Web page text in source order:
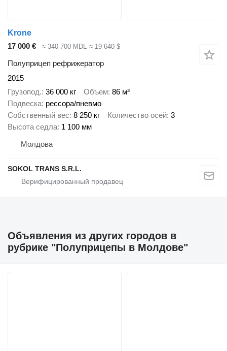
Krone
17 000 €
≈ 340 700 MDL ≈ 19 640 $
Полуприцеп рефрижератор
2015
Грузопод. 36 000 кг Объем 86 м³
Подвеска рессора/пневмо
Собственный вес 8 250 кг Количество осей 3
Высота седла 1 100 мм
Молдова
SOKOL TRANS S.R.L.
Объявления из других городов в
рубрике "Полуприцепы в Молдове"